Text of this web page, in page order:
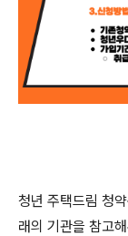
청년 주택드림 청
래의 기관을 참고